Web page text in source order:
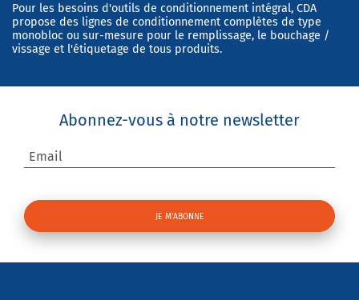
Pour les besoins d'outils de conditionnement intégral, CDA
propose des lignes de conditionnement complètes de type
monobloc ou sur-mesure pour le remplissage, le bouchage /
vissage et l'étiquetage de tous produits.
Abonnez-vous à notre newsletter
Email